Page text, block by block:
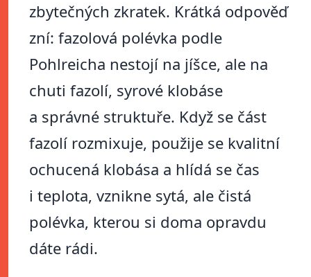
zbytečných zkratek. Krátká odpověď
zní: fazolová polévka podle
Pohlreicha nestojí na jíšce, ale na
chuti fazolí, syrové klobáse
a správné struktuře. Když se část
fazolí rozmixuje, použije se kvalitní
ochucená klobása a hlídá se čas
i teplota, vznikne sytá, ale čistá
polévka, kterou si doma opravdu
dáte rádi.